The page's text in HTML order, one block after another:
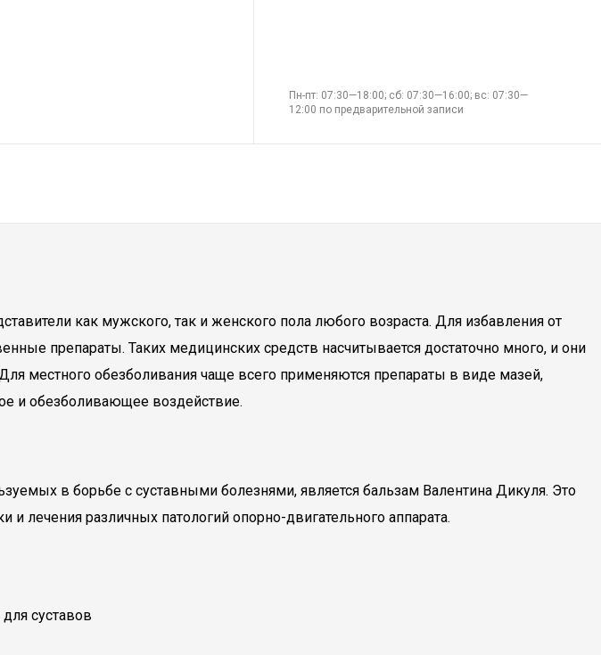
Пн-пт: 07:30—18:00; сб: 07:30—16:00; вс: 07:30—
12:00 по предварительной записи
как мужского, так и женского пола любого возраста. Для избавления от
препараты. Таких медицинских средств насчитывается достаточно много, и они
местного обезболивания чаще всего применяются препараты в виде мазей,
и обезболивающее воздействие.
в борьбе с суставными болезнями, является бальзам Валентина Дикуля. Это
лечения различных патологий опорно-двигательного аппарата.